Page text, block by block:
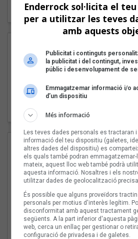
Carmen y María
"Les cabres"
94 Rules amb
Enderrock sol·licita el
per a utilitzar les teves
amb aquests
Publicitat i continguts
la publicitat i del contingut,
públic i desenvolupament de
Emmagatzemar informació i/o
d’un dispositiu
Més informació
Les teves dades personals es tractaran
informació del teu dispositiu (galetes,
altres dades del dispositiu) es
els quals també podran emmagatzemar-
mateix, aquest lloc web també podrà
aquesta informació. Nosaltres i els
utilitzar dades de geolocalització
És possible que alguns proveïdors
personals per motius d'interès legítim.
disconformitat amb aquest tractament
següents. A la part inferior d'aquesta
web, cerca un enllaç per gestionar o
configuració de privadesa i de galetes.